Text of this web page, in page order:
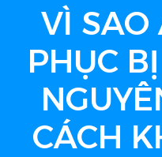
VÌ SAO
PHỤC
CÁCH